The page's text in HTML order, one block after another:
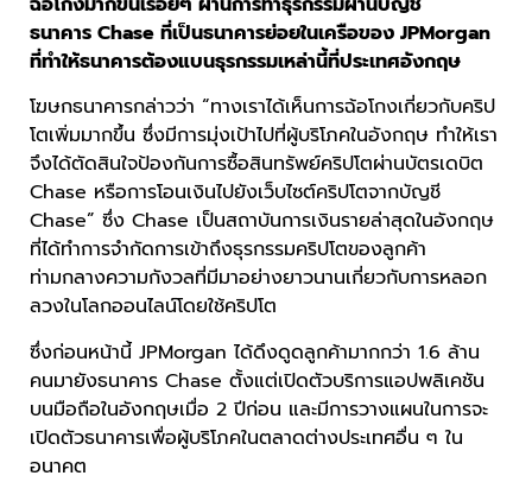
ธนาคาร Chase ที่เป็นธนาคารย่อยในเครือของ JPMorgan
ที่ทำให้ธนาคารต้องแบนธุรกรรมเหล่านี้ที่ประเทศอังกฤษ
โฆษกธนาคารกล่าวว่า “ทางเราได้เห็นการฉ้อโกงเกี่ยวกับคริป
โตเพิ่มมากขึ้น ซึ่งมีการมุ่งเป้าไปที่ผู้บริโภคในอังกฤษ ทำให้เรา
จึงได้ตัดสินใจป้องกันการซื้อสินทรัพย์คริปโตผ่านบัตรเดบิต
Chase หรือการโอนเงินไปยังเว็บไซต์คริปโตจากบัญชี
Chase” ซึ่ง Chase เป็นสถาบันการเงินรายล่าสุดในอังกฤษ
ที่ได้ทำการจำกัดการเข้าถึงธุรกรรมคริปโตของลูกค้า
ท่ามกลางความกังวลที่มีมาอย่างยาวนานเกี่ยวกับการหลอก
ลวงในโลกออนไลน์โดยใช้คริปโต
ซึ่งก่อนหน้านี้ JPMorgan ได้ดึงดูดลูกค้ามากกว่า 1.6 ล้าน
คนมายังธนาคาร Chase ตั้งแต่เปิดตัวบริการแอปพลิเคชัน
บนมือถือในอังกฤษเมื่อ 2 ปีก่อน และมีการวางแผนในการจะ
เปิดตัวธนาคารเพื่อผู้บริโภคในตลาดต่างประเทศอื่น ๆ ใน
อนาคต